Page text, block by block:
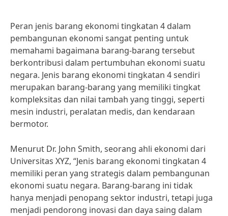
Peran jenis barang ekonomi tingkatan 4 dalam
pembangunan ekonomi sangat penting untuk
memahami bagaimana barang-barang tersebut
berkontribusi dalam pertumbuhan ekonomi suatu
negara. Jenis barang ekonomi tingkatan 4 sendiri
merupakan barang-barang yang memiliki tingkat
kompleksitas dan nilai tambah yang tinggi, seperti
mesin industri, peralatan medis, dan kendaraan
bermotor.
Menurut Dr. John Smith, seorang ahli ekonomi dari
Universitas XYZ, “Jenis barang ekonomi tingkatan 4
memiliki peran yang strategis dalam pembangunan
ekonomi suatu negara. Barang-barang ini tidak
hanya menjadi penopang sektor industri, tetapi juga
menjadi pendorong inovasi dan daya saing dalam